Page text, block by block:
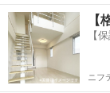
マルシェに出店します♪ 私はいつも通り、 自然食品の調味料
米粉や雑穀、ちょっ
用マグネシウ...
沖縄 那覇市
【
【
ニフ